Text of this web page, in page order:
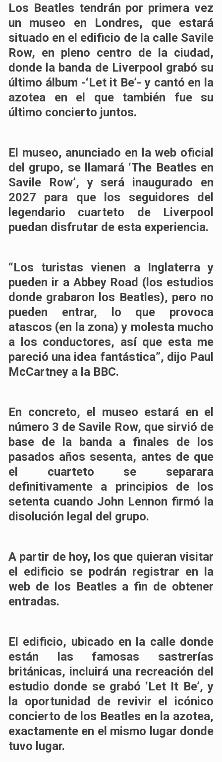
Los Beatles tendrán por primera vez
un museo en Londres, que estará
situado en el edificio de la calle Savile
Row, en pleno centro de la ciudad,
donde la banda de Liverpool grabó su
último álbum -‘Let it Be’- y cantó en la
azotea en el que también fue su
último concierto juntos.
El museo, anunciado en la web oficial
del grupo, se llamará ‘The Beatles en
Savile Row’, y será inaugurado en
2027 para que los seguidores del
legendario cuarteto de Liverpool
puedan disfrutar de esta experiencia.
“Los turistas vienen a Inglaterra y
pueden ir a Abbey Road (los estudios
donde grabaron los Beatles), pero no
pueden entrar, lo que provoca
atascos (en la zona) y molesta mucho
a los conductores, así que esta me
pareció una idea fantástica”, dijo Paul
McCartney a la BBC.
En concreto, el museo estará en el
número 3 de Savile Row, que sirvió de
base de la banda a finales de los
pasados años sesenta, antes de que
el cuarteto se separara
definitivamente a principios de los
setenta cuando John Lennon firmó la
disolución legal del grupo.
A partir de hoy, los que quieran visitar
el edificio se podrán registrar en la
web de los Beatles a fin de obtener
entradas.
El edificio, ubicado en la calle donde
están las famosas sastrerías
británicas, incluirá una recreación del
estudio donde se grabó ‘Let It Be’, y
la oportunidad de revivir el icónico
concierto de los Beatles en la azotea,
exactamente en el mismo lugar donde
tuvo lugar.